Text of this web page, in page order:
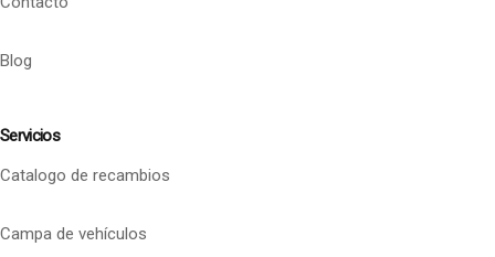
Blog
Servicios
Catalogo de recambios
Campa de vehículos